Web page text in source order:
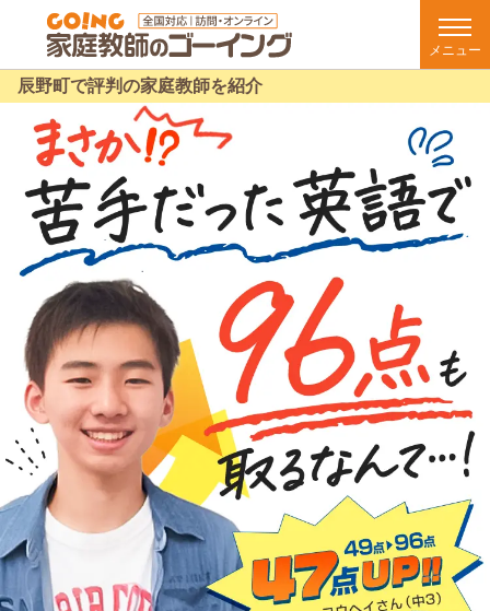
メニュー
辰野町で評判の家庭教師を紹介